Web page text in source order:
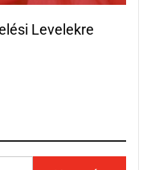
Levelekre